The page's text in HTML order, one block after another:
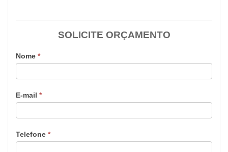
SOLICITE ORÇAMENTO
Nome *
E-mail *
Telefone *